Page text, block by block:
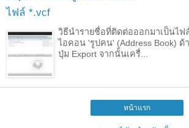
ไฟล์ *.vcf
วิธีนำรายชื่อที่ติดต่อออกมาเป็นไฟ
ไอคอน 'รูปคน' (Address Book)
ปุ่ม Export จากนั้นเครื่...
หน้าแรก